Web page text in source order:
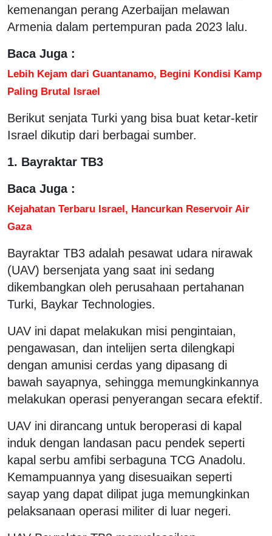
kemenangan perang Azerbaijan melawan
Armenia dalam pertempuran pada 2023 lalu.
Baca Juga :
Lebih Kejam dari Guantanamo, Begini Kondisi Kamp
Paling Brutal Israel
Berikut senjata Turki yang bisa buat ketar-ketir
Israel dikutip dari berbagai sumber.
1. Bayraktar TB3
Baca Juga :
Kejahatan Terbaru Israel, Hancurkan Reservoir Air
Gaza
Bayraktar TB3 adalah pesawat udara nirawak
(UAV) bersenjata yang saat ini sedang
dikembangkan oleh perusahaan pertahanan
Turki, Baykar Technologies.
UAV ini dapat melakukan misi pengintaian,
pengawasan, dan intelijen serta dilengkapi
dengan amunisi cerdas yang dipasang di
bawah sayapnya, sehingga memungkinkannya
melakukan operasi penyerangan secara efektif.
UAV ini dirancang untuk beroperasi di kapal
induk dengan landasan pacu pendek seperti
kapal serbu amfibi serbaguna TCG Anadolu.
Kemampuannya yang disesuaikan seperti
sayap yang dapat dilipat juga memungkinkan
pelaksanaan operasi militer di luar negeri.